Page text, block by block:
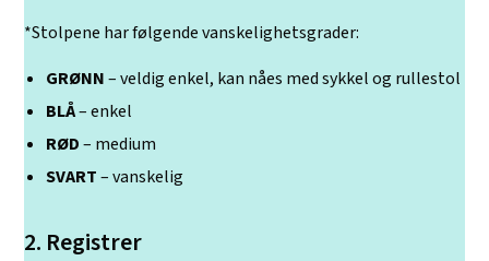
*Stolpene har følgende vanskelighetsgrader:
GRØNN– veldig enkel, kan nåes med sykkel og rullestol
BLÅ– enkel
RØD– medium
SVART– vanskelig
2. Registrer